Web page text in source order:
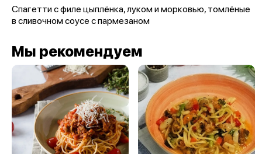
Спагетти с филе цыплёнка, луком и морковью, томлёные
в сливочном соусе с пармезаном
Мы рекомендуем